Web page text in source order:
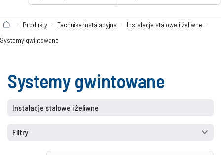
Produkty Technika instalacyjna
Instalacje stalowe i żeliwne
Systemy gwintowane
Systemy gwintowane
Instalacje stalowe i żeliwne
Filtry